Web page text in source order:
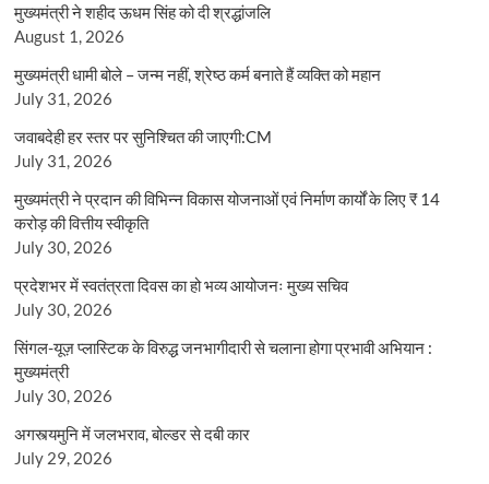
मुख्यमंत्री ने शहीद ऊधम सिंह को दी श्रद्धांजलि
August 1, 2026
मुख्यमंत्री धामी बोले – जन्म नहीं, श्रेष्ठ कर्म बनाते हैं व्यक्ति को महान
July 31, 2026
जवाबदेही हर स्तर पर सुनिश्चित की जाएगी:CM
July 31, 2026
मुख्यमंत्री ने प्रदान की विभिन्न विकास योजनाओं एवं निर्माण कार्यों के लिए ₹ 14
करोड़ की वित्तीय स्वीकृति
July 30, 2026
प्रदेशभर में स्वतंत्रता दिवस का हो भव्य आयोजनः मुख्य सचिव
July 30, 2026
सिंगल-यूज़ प्लास्टिक के विरुद्ध जनभागीदारी से चलाना होगा प्रभावी अभियान :
मुख्यमंत्री
July 30, 2026
अगस्त्यमुनि में जलभराव, बोल्डर से दबी कार
July 29, 2026